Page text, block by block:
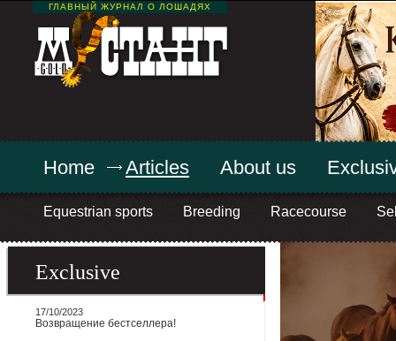
ГЛАВНЫЙ ЖУРНАЛ О ЛОШАДЯХ
Home Articles
Equestrian sports Breeding Racecourse
About us
Exclusive
17/10/2023
Возвращение бестселлера!